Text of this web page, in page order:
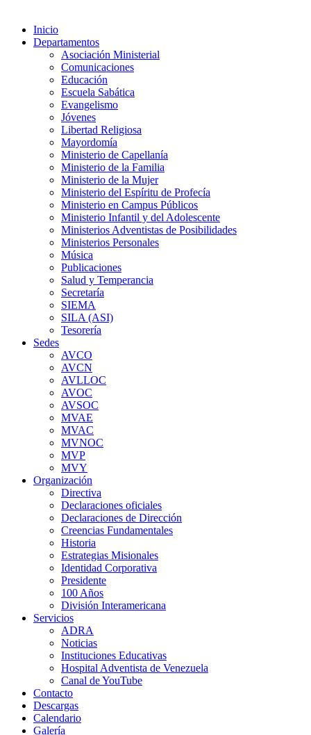
Inicio
Departamentos
Asociación Ministerial
Comunicaciones
Educación
Escuela Sabática
Evangelismo
Jóvenes
Libertad Religiosa
Mayordomía
Ministerio de Capellanía
Ministerio de la Familia
Ministerio de la Mujer
Ministerio del Espíritu de Profecía
Ministerio en Campus Públicos
Ministerio Infantil y del Adolescente
Ministerios Adventistas de Posibilidades
Ministerios Personales
Música
Publicaciones
Salud y Temperancia
Secretaría
SIEMA
SILA (ASI)
Tesorería
Sedes
AVCO
AVCN
AVLLOC
AVOC
AVSOC
MVAE
MVAC
MVNOC
MVP
MVY
Organización
Directiva
Declaraciones oficiales
Declaraciones de Dirección
Creencias Fundamentales
Historia
Estrategias Misionales
Identidad Corporativa
Presidente
100 Años
División Interamericana
Servicios
ADRA
Noticias
Instituciones Educativas
Hospital Adventista de Venezuela
Canal de YouTube
Contacto
Descargas
Calendario
Galería